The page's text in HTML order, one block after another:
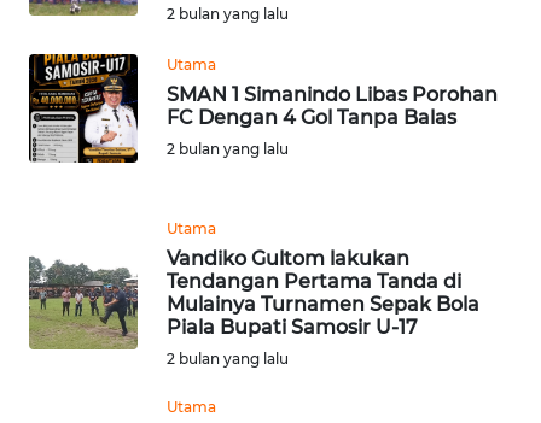
2 bulan yang lalu
Utama
SMAN 1 Simanindo Libas Porohan
FC Dengan 4 Gol Tanpa Balas
2 bulan yang lalu
Utama
Vandiko Gultom lakukan
Tendangan Pertama Tanda di
Mulainya Turnamen Sepak Bola
Piala Bupati Samosir U-17
2 bulan yang lalu
Utama
WN
NIAS
WN
LANGKAT
TAPANULI
SELATAN
WN